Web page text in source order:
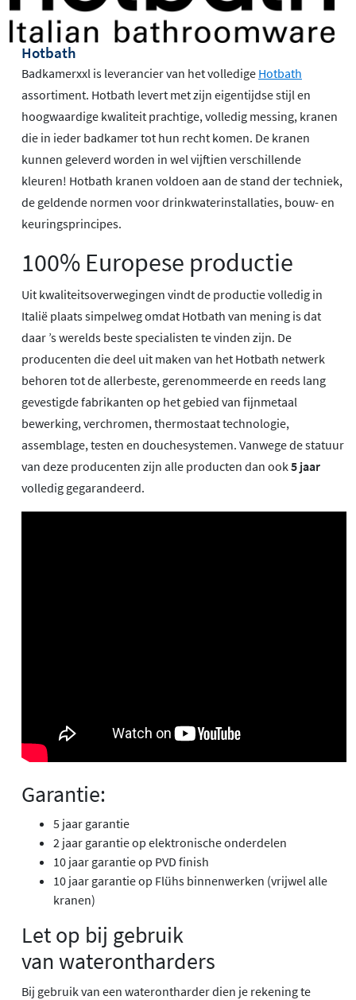
Hotbath
Badkamerxxl is leverancier van het volledige Hotbath
assortiment. Hotbath levert met zijn eigentijdse stijl en
hoogwaardige kwaliteit prachtige, volledig messing, kranen
die in ieder badkamer tot hun recht komen. De kranen
kunnen geleverd worden in wel vijftien verschillende
kleuren! Hotbath kranen voldoen aan de stand der techniek,
de geldende normen voor drinkwaterinstallaties, bouw- en
keuringsprincipes.
100% Europese productie
Uit kwaliteitsoverwegingen vindt de productie volledig in
Italië plaats simpelweg omdat Hotbath van mening is dat
daar ’s werelds beste specialisten te vinden zijn. De
producenten die deel uit maken van het Hotbath netwerk
behoren tot de allerbeste, gerenommeerde en reeds lang
gevestigde fabrikanten op het gebied van fijnmetaal
bewerking, verchromen, thermostaat technologie,
assemblage, testen en douchesystemen. Vanwege de statuur
van deze producenten zijn alle producten dan ook5 jaar
volledig gegarandeerd.
Garantie:
5 jaar garantie
2 jaar garantie op elektronische onderdelen
10 jaar garantie op PVD finish
10 jaar garantie op Flühs binnenwerken (vrijwel alle
kranen)
Let op bij gebruik
van waterontharders
Bij gebruik van een waterontharder dien je rekening te